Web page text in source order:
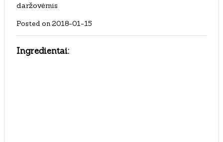
daržovėmis
Posted on2018-01-15
Ingredientai: